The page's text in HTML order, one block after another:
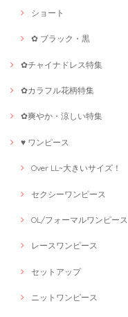
ショート
✿ ブラック・黒
✿チャイナドレス特集
✿カラフル花柄特集
✿爽やか・涼しい特集
♥ ワンピース
Over LL~大きいサイズ！
セクシーワンピース
OL/フォーマルワンピース
レースワンピース
セットアップ
ニットワンピース